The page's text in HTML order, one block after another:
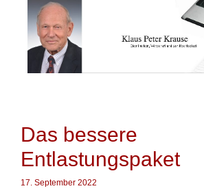
Das bessere
Entlastungspaket
17. September 2022